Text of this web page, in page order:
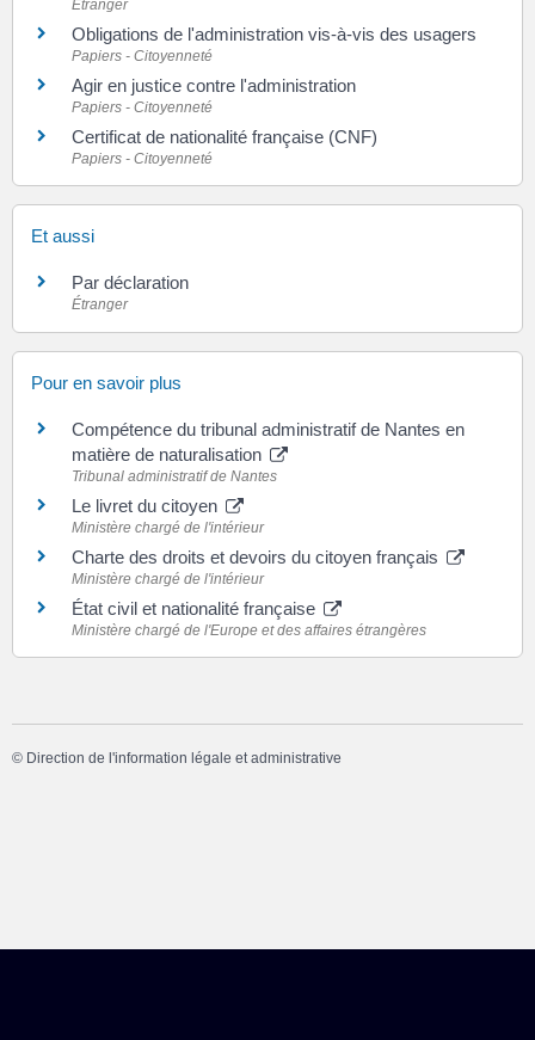
Étranger
Obligations de l'administration vis-à-vis des usagers
Papiers - Citoyenneté
Agir en justice contre l'administration
Papiers - Citoyenneté
Certificat de nationalité française (CNF)
Papiers - Citoyenneté
Et aussi
Par déclaration
Étranger
Pour en savoir plus
Compétence du tribunal administratif de Nantes en
matière de naturalisation
Tribunal administratif de Nantes
Le livret du citoyen
Ministère chargé de l'intérieur
Charte des droits et devoirs du citoyen français
Ministère chargé de l'intérieur
État civil et nationalité française
Ministère chargé de l'Europe et des affaires étrangères
© Direction de l'information légale et administrative